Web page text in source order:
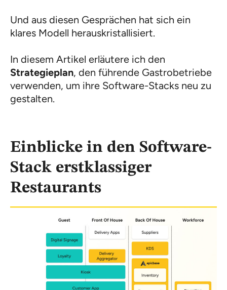
Und aus diesen Gesprächen hat sich ein
klares Modell herauskristallisiert.
In diesem Artikel erläutere ich den
Strategieplan, den führende Gastrobetriebe
verwenden, um ihre Software-Stacks neu zu
gestalten.
Einblicke in den Software-
Stack erstklassiger
Restaurants